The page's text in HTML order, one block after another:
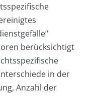
berücksichtigt
in der
Anzahl der